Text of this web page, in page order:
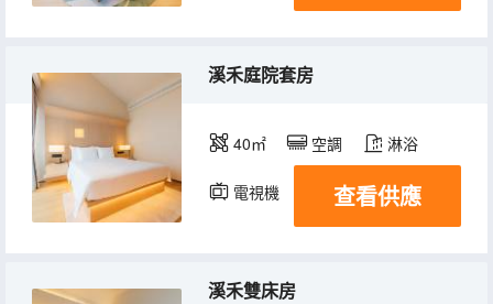
溪禾庭院套房
40㎡ 空調 淋浴
電視機 查看供應
溪禾雙床房